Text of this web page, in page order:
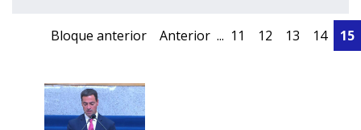
Bloque anterior Anterior ... 11 12 13 14 15